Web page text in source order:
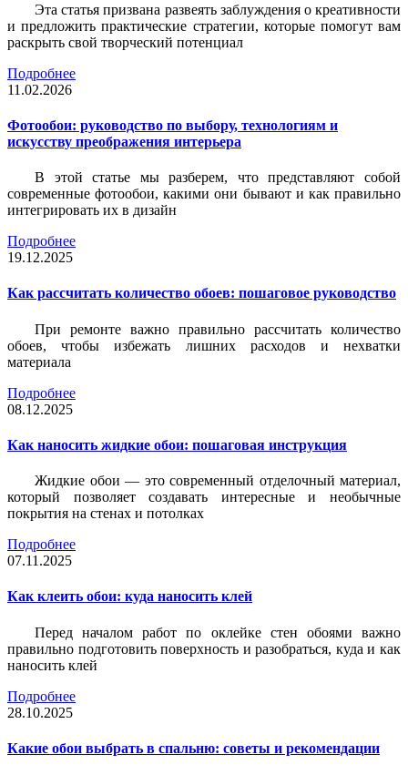
Эта статья призвана развеять заблуждения о креативности
и предложить практические стратегии, которые помогут вам
раскрыть свой творческий потенциал
Подробнее
11.02.2026
Фотообои: руководство по выбору, технологиям и
искусству преображения интерьера
В этой статье мы разберем, что представляют собой
современные фотообои, какими они бывают и как правильно
интегрировать их в дизайн
Подробнее
19.12.2025
Как рассчитать количество обоев: пошаговое руководство
При ремонте важно правильно рассчитать количество
обоев, чтобы избежать лишних расходов и нехватки
материала
Подробнее
08.12.2025
Как наносить жидкие обои: пошаговая инструкция
Жидкие обои — это современный отделочный материал,
который позволяет создавать интересные и необычные
покрытия на стенах и потолках
Подробнее
07.11.2025
Как клеить обои: куда наносить клей
Перед началом работ по оклейке стен обоями важно
правильно подготовить поверхность и разобраться, куда и как
наносить клей
Подробнее
28.10.2025
Какие обои выбрать в спальню: советы и рекомендации